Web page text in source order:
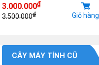
3.000.000₫
3.500.000₫ Giỏ hàng
CÂY MÁY TÍNH CŨ